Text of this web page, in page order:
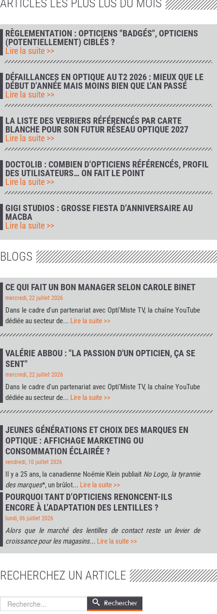
ARTICLES LES PLUS LUS DU MOIS
RÈGLEMENTATION : OPTICIENS "BADGÉS", OPTICIENS
(POTENTIELLEMENT) CIBLÉS ?
Lire la suite >>
DÉFAILLANCES EN OPTIQUE AU T2 2026 : MIEUX QUE LE
DÉBUT D’ANNÉE MAIS MOINS BIEN QUE L’AN PASSÉ
Lire la suite >>
LA LISTE DES VERRIERS RÉFÉRENCÉS PAR CARTE
BLANCHE POUR SON FUTUR RÉSEAU OPTIQUE 2027
Lire la suite >>
DOCTOLIB : COMBIEN D’OPTICIENS RÉFÉRENCÉS, PROFIL
DES UTILISATEURS… ON FAIT LE POINT
Lire la suite >>
GIGI STUDIOS : GROSSE FIESTA D’ANNIVERSAIRE AU
MACBA
Lire la suite >>
BLOGS
CE QUI FAIT UN BON MANAGER SELON CAROLE BINET
mercredi, 22 juillet 2026
Dans le cadre d'un partenariat avec Opti'Miste TV, la chaîne YouTube
dédiée au secteur de... Lire la suite >>
VALÉRIE ABBOU : "LA PASSION D'UN OPTICIEN, ÇA SE
SENT"
mercredi, 22 juillet 2026
Dans le cadre d'un partenariat avec Opti'Miste TV, la chaîne YouTube
dédiée au secteur de... Lire la suite >>
JEUNES GÉNÉRATIONS ET CHOIX DES MARQUES EN
OPTIQUE : AFFICHAGE MARKETING OU
CONSOMMATION ÉCLAIRÉE ?
vendredi, 10 juillet 2026
Il y a 25 ans, la canadienne Noémie Klein publiait No Logo, la tyrannie
des marques*, un brûlot... Lire la suite >>
POURQUOI TANT D’OPTICIENS RENONCENT-ILS
ENCORE À L’ADAPTATION DES LENTILLES ?
lundi, 06 juillet 2026
Alors que le marché des lentilles de contact reste un levier de
croissance pour les magasins... Lire la suite >>
RECHERCHEZ UN ARTICLE
Rechercher Rechercher